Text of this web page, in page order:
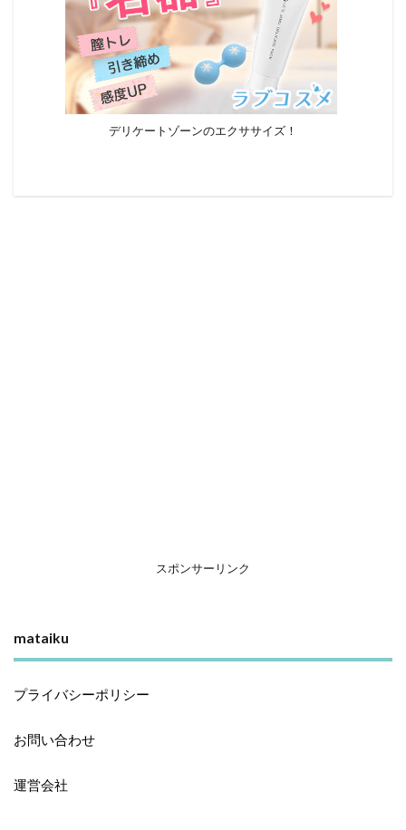
デリケートゾーンのエクササイズ！
スポンサーリンク
mataiku
プライバシーポリシー
お問い合わせ
運営会社